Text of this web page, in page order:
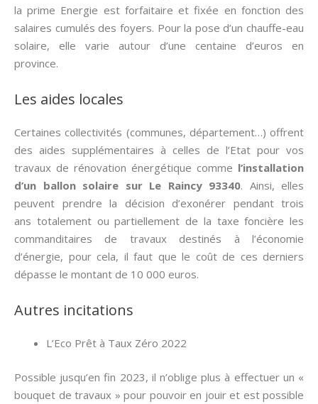
la prime Energie est forfaitaire et fixée en fonction des
salaires cumulés des foyers. Pour la pose d’un chauffe-eau
solaire, elle varie autour d’une centaine d’euros en
province.
Les aides locales
Certaines collectivités (communes, département…) offrent
des aides supplémentaires à celles de l’Etat pour vos
travaux de rénovation énergétique comme l’installation
d’un ballon solaire sur Le Raincy 93340. Ainsi, elles
peuvent prendre la décision d’exonérer pendant trois
ans totalement ou partiellement de la taxe foncière les
commanditaires de travaux destinés à l’économie
d’énergie, pour cela, il faut que le coût de ces derniers
dépasse le montant de 10 000 euros.
Autres incitations
L’Eco Prêt à Taux Zéro 2022
Possible jusqu’en fin 2023, il n’oblige plus à effectuer un «
bouquet de travaux » pour pouvoir en jouir et est possible